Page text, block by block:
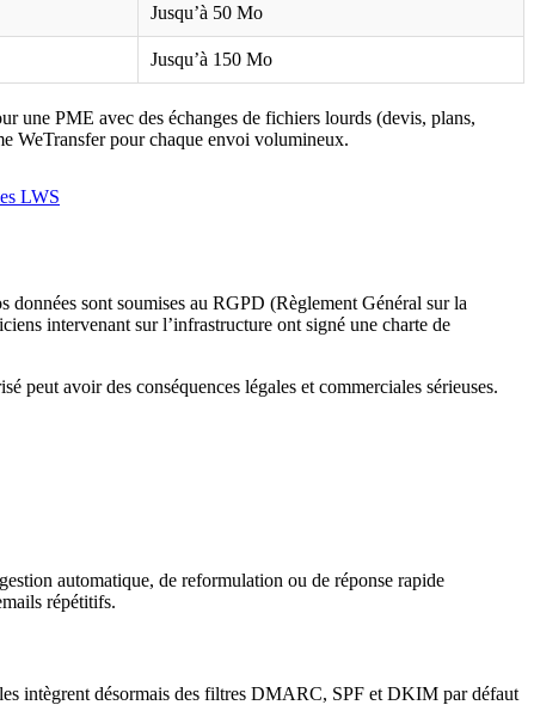
Jusqu’à 50 Mo
Jusqu’à 150 Mo
une PME avec des échanges de fichiers lourds (devis, plans,
WeTransfer pour chaque envoi volumineux.
LWS
données sont soumises au RGPD (Règlement Général sur la
intervenant sur l’infrastructure ont signé une charte de
peut avoir des conséquences légales et commerciales sérieuses.
automatique, de reformulation ou de réponse rapide
répétitifs.
intègrent désormais des filtres DMARC, SPF et DKIM par défaut